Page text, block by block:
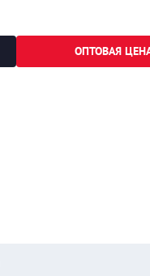
ОПТОВАЯ